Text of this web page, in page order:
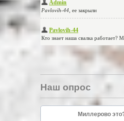
Наш опрос
Миллерово